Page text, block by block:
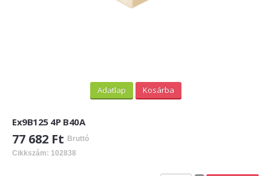
Adatlap Kosárba
Ex9B125 4P B40A
77 682 Ft Bruttó
Cikkszám: 102838